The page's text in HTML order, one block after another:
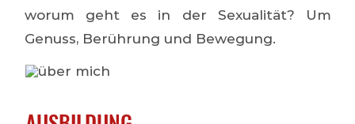
worum geht es in der Sexualität? Um
Genuss, Berührung und Bewegung.